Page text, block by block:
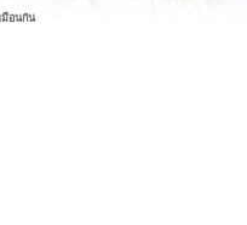
มือนกัน